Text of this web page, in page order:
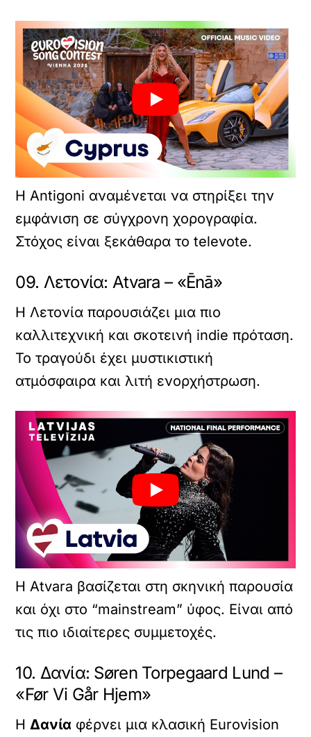
Η Antigoni αναμένεται να στηρίξει την
εμφάνιση σε σύγχρονη χορογραφία.
Στόχος είναι ξεκάθαρα το televote.
09. Λετονία: Atvara – «Ēnā»
Η Λετονία παρουσιάζει μια πιο
καλλιτεχνική και σκοτεινή indie πρόταση.
Το τραγούδι έχει μυστικιστική
ατμόσφαιρα και λιτή ενορχήστρωση.
Η Atvara βασίζεται στη σκηνική παρουσία
και όχι στο “mainstream” ύφος. Είναι από
τις πιο ιδιαίτερες συμμετοχές.
10. Δανία: Søren Torpegaard Lund –
«Før Vi Går Hjem»
ΗΔανία φέρνει μια κλασική Eurovision